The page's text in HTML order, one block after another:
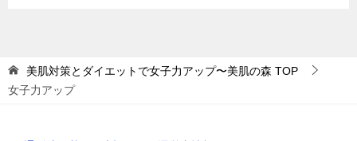
美肌対策とダイエットで女子力アップ〜美肌の森 TOP
女子力アップ